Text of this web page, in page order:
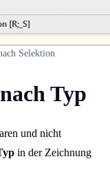
Selektion
Typ
und nicht
in der Zeichnung